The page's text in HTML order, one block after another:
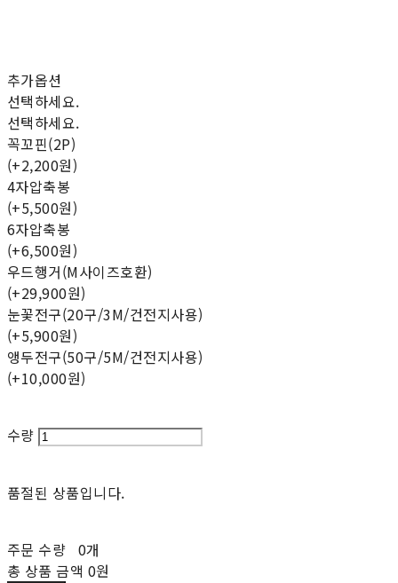
추가옵션
선택하세요.
선택하세요.
꼭꼬핀(2P)
(+2,200원)
4자압축봉
(+5,500원)
6자압축봉
(+6,500원)
우드행거(M사이즈호환)
(+29,900원)
눈꽃전구(20구/3M/건전지사용)
(+5,900원)
앵두전구(50구/5M/건전지사용)
(+10,000원)
수량
품절된 상품입니다.
주문 수량 0개
총 상품 금액 0원